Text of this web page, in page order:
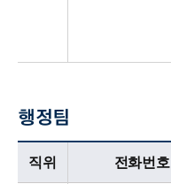
행정팀
행정팀업무담당자의 정보로 직위, 전화번호, 담당업무를 안내하고 있습니다
직위 전화번호